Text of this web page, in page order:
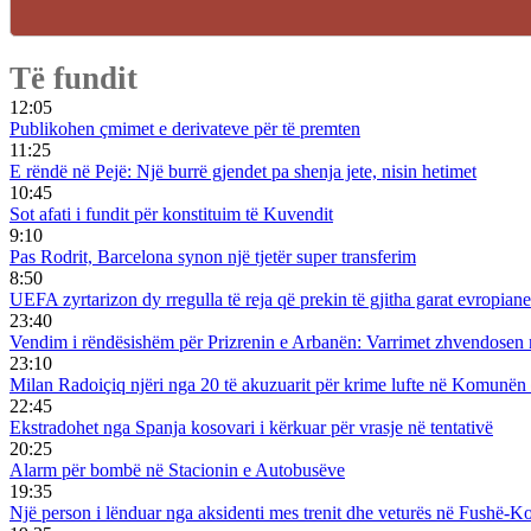
Të fundit
12:05
Publikohen çmimet e derivateve për të premten
11:25
E rëndë në Pejë: Një burrë gjendet pa shenja jete, nisin hetimet
10:45
Sot afati i fundit për konstituim të Kuvendit
9:10
Pas Rodrit, Barcelona synon një tjetër super transferim
8:50
UEFA zyrtarizon dy rregulla të reja që prekin të gjitha garat evropiane
23:40
Vendim i rëndësishëm për Prizrenin e Arbanën: Varrimet zhvendosen
23:10
Milan Radoiçiq njëri nga 20 të akuzuarit për krime lufte në Komunën
22:45
Ekstradohet nga Spanja kosovari i kërkuar për vrasje në tentativë
20:25
Alarm për bombë në Stacionin e Autobusëve
19:35
Një person i lënduar nga aksidenti mes trenit dhe veturës në Fushë-